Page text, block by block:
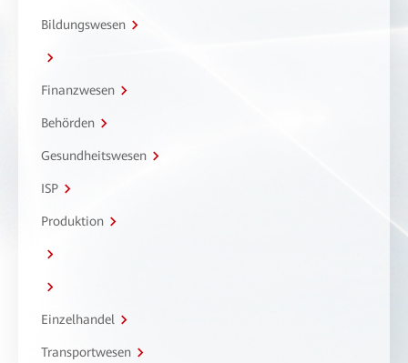
Bildungswesen
Finanzwesen
Behörden
Gesundheitswesen
ISP
Produktion
Einzelhandel
Transportwesen